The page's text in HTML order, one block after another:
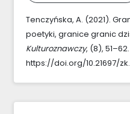
Tenczyńska, A. (2021).
poetyki, granice granic
Kulturoznawczy, (8), 51–62.
https://doi.org/10.21697/